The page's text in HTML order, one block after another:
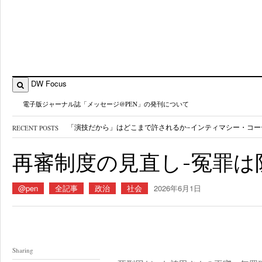
DW Focus
電子版ジャーナル誌「メッセージ@PEN」の発刊について
RECENT POSTS
千里発 僕とメディアとニュータウン- 2026年8月3日
御巣鷹41年 ボ社には「修理ミスの理由」を公表する責任が
〈ネット社会を生きる〉ジャーナリスト魂こそがSNSの病理
AIが新卒採用を脅かす～メディアが伝えるもの～ - 2026年7月
再審制度の見直し-冤罪
@pen 全記事 政治 社会 2026年6月1日
Sharing